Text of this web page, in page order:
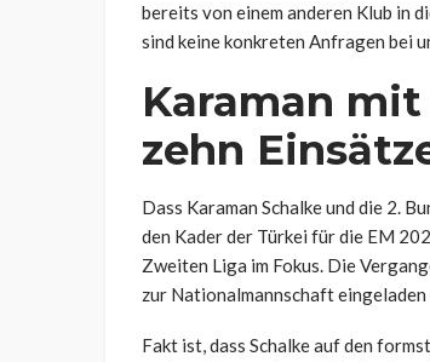
bereits von einem anderen Klub in
sind keine konkreten Anfragen bei
Karaman
zehn
Dass Karaman Schalke und die 2.
den Kader der Türkei für die EM
Zweiten Liga im Fokus. Die
zur Nationalmannschaft eingeladen
Fakt ist, dass Schalke auf den